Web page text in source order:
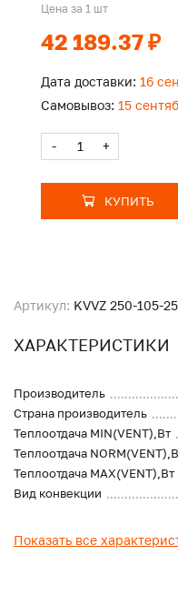
Артикул: KVVZ 250-105-
ХАРАКТЕРИСТИКИ
Производитель
Страна производитель
Теплоотдача MIN(VENT),Вт
Теплоотдача
Теплоотдача MAX(VENT),Вт
Вид конвекции
Показать все
Цена за 1 шт
42 189.37 ₽
Дата доставки: 16
Самовывоз: 15
- +
КУПИТЬ